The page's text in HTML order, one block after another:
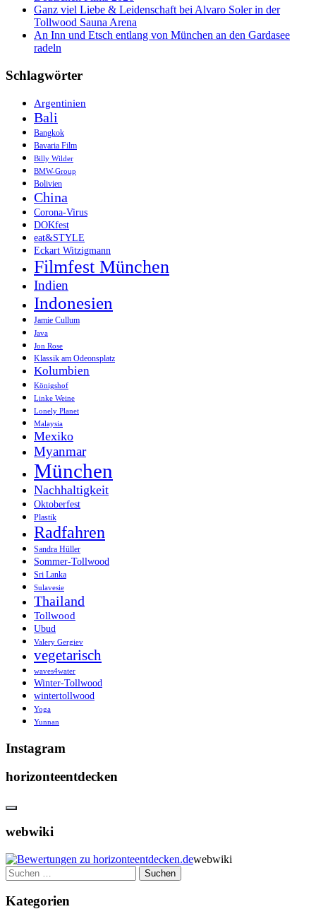
Ganz viel Liebe & Leidenschaft bei Alvaro Soler in der
Tollwood Sauna Arena
An Inn und Etsch entlang von München an den Gardasee
radeln
Schlagwörter
Argentinien
Bali
Bangkok
Bavaria Film
Billy Wilder
BMW-Group
Bolivien
China
Corona-Virus
DOKfest
eat&STYLE
Eckart Witzigmann
Filmfest München
Indien
Indonesien
Jamie Cullum
Java
Jon Rose
Klassik am Odeonsplatz
Kolumbien
Königshof
Linke Weine
Lonely Planet
Malaysia
Mexiko
Myanmar
München
Nachhaltigkeit
Oktoberfest
Plastik
Radfahren
Sandra Hüller
Sommer-Tollwood
Sri Lanka
Sulavesie
Thailand
Tollwood
Ubud
Valery Gergiev
vegetarisch
waves4water
Winter-Tollwood
wintertollwood
Yoga
Yunnan
Instagram
horizonteentdecken
webwiki
webwiki
Suchen
nach:
Kategorien